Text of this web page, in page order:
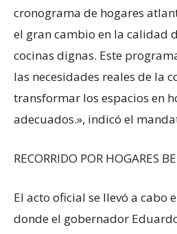
cronograma de hogares
el gran cambio en la calidad
cocinas dignas. Este
las necesidades reales de la
transformar los espacios en
adecuados.», indicó el
RECORRIDO POR HOGARES
El acto oficial se llevó a cabo
donde el gobernador